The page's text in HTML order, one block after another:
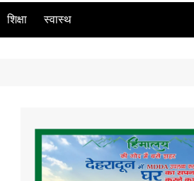
शिक्षा स्वास्थ